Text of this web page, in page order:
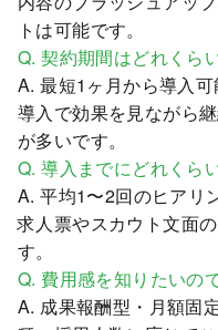
トは可能です。
Q. 契約期間はどれくら
A. 最短1ヶ月から導入
導入で効果を見ながら
が多いです。
Q. 導入までにどれくら
A. 平均1〜2回のヒアリ
求人票やスカウト文面
す。
Q. 費用感を知りたいの
A. 成果報酬型・月額固